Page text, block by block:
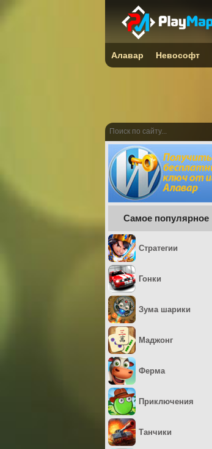
Самое популярное
Стратегии
Гонки
Зума шарики
Маджонг
Ферма
Приключения
Танчики
Алавар Невософт